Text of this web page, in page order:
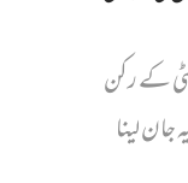
کے رکن
لینا